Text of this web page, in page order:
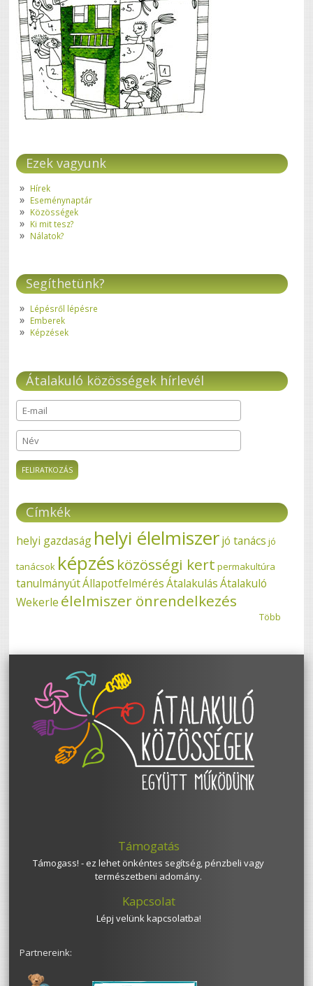
Ezek vagyunk
Hírek
Eseménynaptár
Közösségek
Ki mit tesz?
Nálatok?
Segíthetünk?
Lépésről lépésre
Emberek
Képzések
Átalakuló közösségek hírlevél
E-mail*
Név
Címkék
helyi gazdaság helyi élelmiszerjó tanács jó
tanácsok képzés közösségi kert permakultúra
tanulmányútÁllapotfelmérés Átalakulás Átalakuló
Wekerle élelmiszer önrendelkezés
Több
Támogatás
Támogass! - ez lehet önkéntes segítség, pénzbeli vagy
természetbeni adomány.
Kapcsolat
Lépj velünk kapcsolatba!
Partnereink: